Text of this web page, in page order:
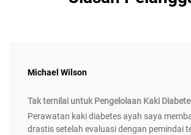
Michael Wilson
Tak ternilai untuk Pengelolaan Kaki
Perawatan kaki diabetes ayah saya
drastis setelah evaluasi dengan pemindai